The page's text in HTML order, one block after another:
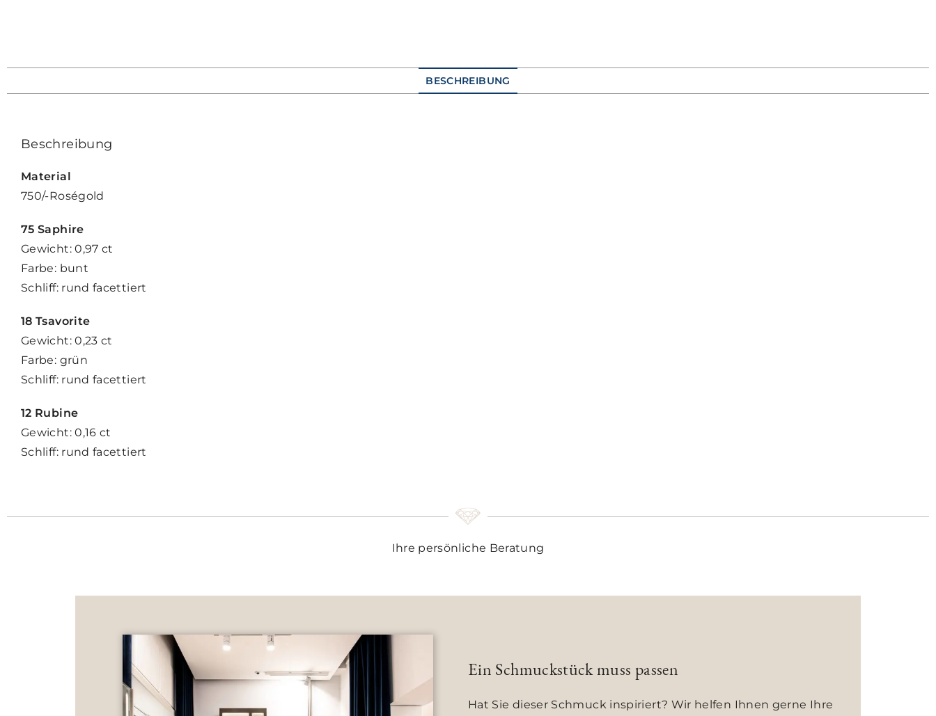
BESCHREIBUNG
Beschreibung
Material
750/-Roségold
75 Saphire
Gewicht: 0,97 ct
Farbe: bunt
Schliff: rund facettiert
18 Tsavorite
Gewicht: 0,23 ct
Farbe: grün
Schliff: rund facettiert
12 Rubine
Gewicht: 0,16 ct
Schliff: rund facettiert
Ihre persönliche Beratung
Ein Schmuckstück muss passen
Hat Sie dieser Schmuck inspiriert? Wir helfen Ihnen gerne Ihre